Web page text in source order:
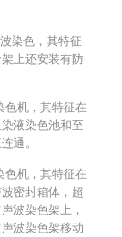
染色，其特征
上还安装有防
色机，其特征在
液染色池和至
通。
色机，其特征在
密封箱体，超
波染色架上，
波染色架移动